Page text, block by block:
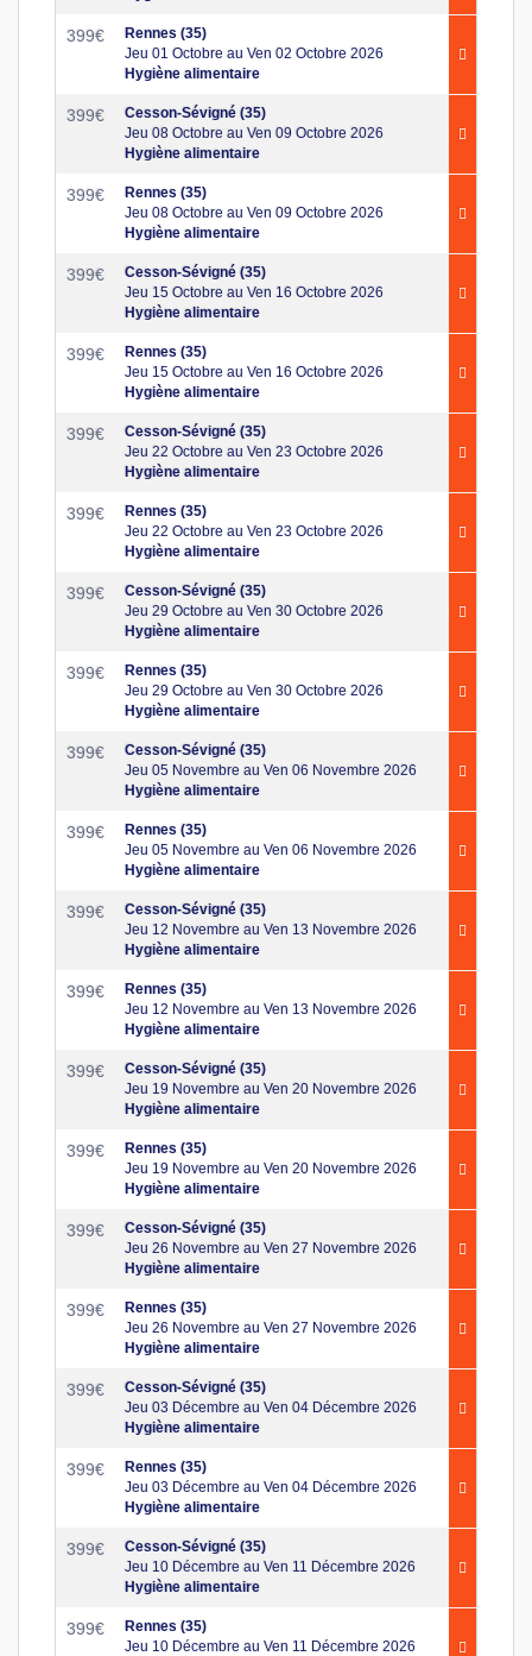
399€
Rennes (35)
Jeu 01 Octobre au Ven 02 Octobre 2026
Hygiène alimentaire
399€
Cesson-Sévigné (35)
Jeu 08 Octobre au Ven 09 Octobre 2026
Hygiène alimentaire
399€
Rennes (35)
Jeu 08 Octobre au Ven 09 Octobre 2026
Hygiène alimentaire
399€
Cesson-Sévigné (35)
Jeu 15 Octobre au Ven 16 Octobre 2026
Hygiène alimentaire
399€
Rennes (35)
Jeu 15 Octobre au Ven 16 Octobre 2026
Hygiène alimentaire
399€
Cesson-Sévigné (35)
Jeu 22 Octobre au Ven 23 Octobre 2026
Hygiène alimentaire
399€
Rennes (35)
Jeu 22 Octobre au Ven 23 Octobre 2026
Hygiène alimentaire
399€
Cesson-Sévigné (35)
Jeu 29 Octobre au Ven 30 Octobre 2026
Hygiène alimentaire
399€
Rennes (35)
Jeu 29 Octobre au Ven 30 Octobre 2026
Hygiène alimentaire
399€
Cesson-Sévigné (35)
Jeu 05 Novembre au Ven 06 Novembre 2026
Hygiène alimentaire
399€
Rennes (35)
Jeu 05 Novembre au Ven 06 Novembre 2026
Hygiène alimentaire
399€
Cesson-Sévigné (35)
Jeu 12 Novembre au Ven 13 Novembre 2026
Hygiène alimentaire
399€
Rennes (35)
Jeu 12 Novembre au Ven 13 Novembre 2026
Hygiène alimentaire
399€
Cesson-Sévigné (35)
Jeu 19 Novembre au Ven 20 Novembre 2026
Hygiène alimentaire
399€
Rennes (35)
Jeu 19 Novembre au Ven 20 Novembre 2026
Hygiène alimentaire
399€
Cesson-Sévigné (35)
Jeu 26 Novembre au Ven 27 Novembre 2026
Hygiène alimentaire
399€
Rennes (35)
Jeu 26 Novembre au Ven 27 Novembre 2026
Hygiène alimentaire
399€
Cesson-Sévigné (35)
Jeu 03 Décembre au Ven 04 Décembre 2026
Hygiène alimentaire
399€
Rennes (35)
Jeu 03 Décembre au Ven 04 Décembre 2026
Hygiène alimentaire
399€
Cesson-Sévigné (35)
Jeu 10 Décembre au Ven 11 Décembre 2026
Hygiène alimentaire
399€
Rennes (35)
Jeu 10 Décembre au Ven 11 Décembre 2026